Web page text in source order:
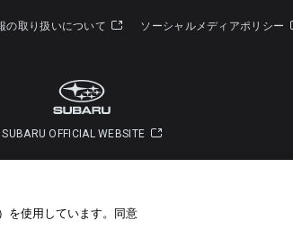
の取り扱いについて ソーシャルメディアポリシー
SUBARU OFFICIAL WEBSITE
を使用しています。​ 同意